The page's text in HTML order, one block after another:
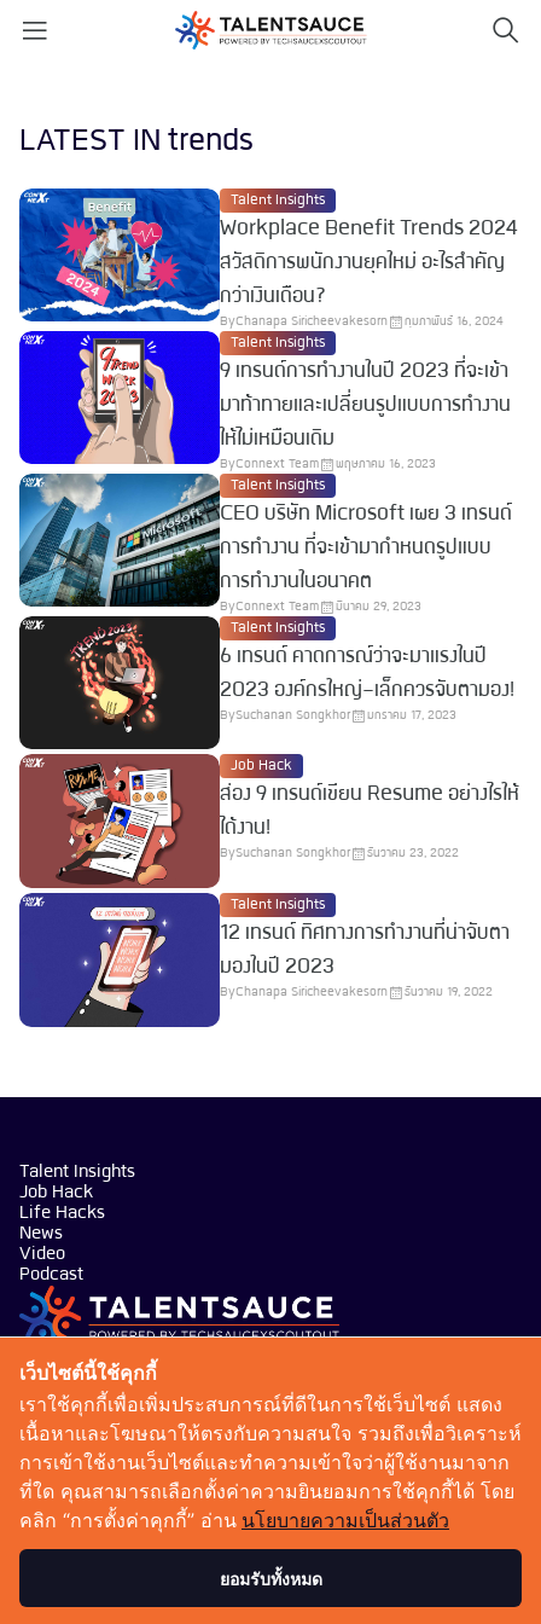
LATEST IN trends
Talent Insights
Workplace Benefit Trends 2024
สวัสดิการพนักงานยุคใหม่ อะไรสำคัญ
กว่าเงินเดือน?
ByChanapa Siricheevakesorn กุมภาพันธ์ 16, 2024
Talent Insights
9 เทรนด์การทำงานในปี 2023 ที่จะเข้า
มาท้าทายและเปลี่ยนรูปแบบการทำงาน
ให้ไม่เหมือนเดิม
ByConnext Team พฤษภาคม 16, 2023
Talent Insights
CEO บริษัท Microsoft เผย 3 เทรนด์
การทำงาน ที่จะเข้ามากำหนดรูปแบบ
การทำงานในอนาคต
ByConnext Team มีนาคม 29, 2023
Talent Insights
6 เทรนด์ คาดการณ์ว่าจะมาแรงในปี
2023 องค์กรใหญ่-เล็กควรจับตามอง!
BySuchanan Songkhor มกราคม 17, 2023
Job Hack
ส่อง 9 เทรนด์เขียน Resume อย่างไรให้
ได้งาน!
BySuchanan Songkhor ธันวาคม 23, 2022
Talent Insights
12 เทรนด์ ทิศทางการทำงานที่น่าจับตา
มองในปี 2023
ByChanapa Siricheevakesorn ธันวาคม 19, 2022
Talent Insights
Job Hack
Life Hacks
News
Video
Podcast
บริษัท เทคซอส มีเดีย จำกัด
101 ทรู ดิจิทัล พาร์ค อาคาร กริฟฟิน ชั้น 14 ห้อง 1401
ถนนสุขุมวิท แขวงบางจาก เขตพระโขนง กรุงเทพมหานคร
10260
talentsauce@techsauce.co
02-001-5375
เว็บไซต์นี้ใช้คุกกี้
เราใช้คุกกี้เพื่อเพิ่มประสบการณ์ที่ดีในการใช้เว็บไซต์ แสดง
เนื้อหาและโฆษณาให้ตรงกับความสนใจ รวมถึงเพื่อวิเคราะห์
การเข้าใช้งานเว็บไซต์และทำความเข้าใจว่าผู้ใช้งานมาจาก
ที่ใด คุณสามารถเลือกตั้งค่าความยินยอมการใช้คุกกี้ได้ โดย
คลิก “การตั้งค่าคุกกี้” อ่าน นโยบายความเป็นส่วนตัว
ยอมรับทั้งหมด